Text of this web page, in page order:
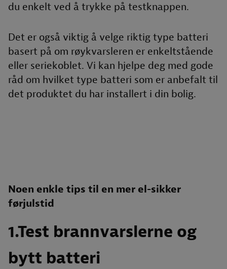
du enkelt ved å trykke på testknappen.
Det er også viktig å velge riktig type batteri
basert på om røykvarsleren er enkeltstående
eller seriekoblet. Vi kan hjelpe deg med gode
råd om hvilket type batteri som er anbefalt til
det produktet du har installert i din bolig.
Noen enkle tips til en mer el-sikker
førjulstid
1.Test brannvarslerne og
bytt batteri